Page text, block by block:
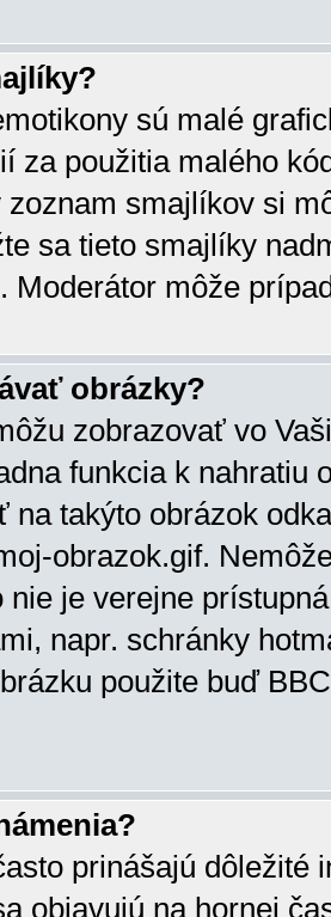
sú malé
za použitia malého
zoznam smajlíkov si
sa tieto smajlíky
Moderátor môže
obrázky?
zobrazovať vo
funkcia k nahratiu
na takýto obrázok
obrazok.gif.
nie je verejne
napr. schránky
použite buď
prinášajú dôležité
objavujú na hornej